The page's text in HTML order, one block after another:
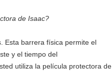
de Isaac?
Esta barrera física permite el
y el tiempo del
utiliza la película protectora de